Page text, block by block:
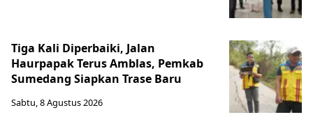
Tiga Kali Diperbaiki, Jalan
Haurpapak Terus Amblas, Pemkab
Sumedang Siapkan Trase Baru
Sabtu, 8 Agustus 2026